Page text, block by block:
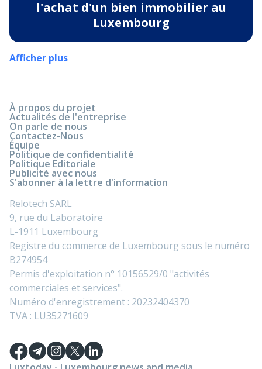
l'achat d'un bien immobilier au
Luxembourg
Afficher plus
À propos du projet
Actualités de l'entreprise
On parle de nous
Contactez-Nous
Équipe
Politique de confidentialité
Politique Editoriale
Publicité avec nous
S'abonner à la lettre d'information
Relotech SARL
9, rue du Laboratoire
L-1911 Luxembourg
Registre du commerce de Luxembourg sous le numéro
B274954
Permis d'exploitation n° 10156529/0 "activités
commerciales et services".
Numéro d'enregistrement : 20232404370
TVA : LU35271609